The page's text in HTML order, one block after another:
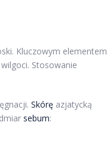
Kluczowym elementem
Stosowanie
Skórę azjatycką
sebum: